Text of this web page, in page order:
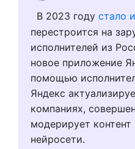
В 2023 году стало
перестроится на
исполнителей из
новое приложение
помощью
Яндекс
компаниях,
модерирует контент
нейросети.